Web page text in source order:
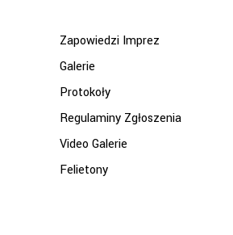
Zapowiedzi Imprez
Galerie
Protokoły
Regulaminy Zgłoszenia
Video Galerie
Felietony